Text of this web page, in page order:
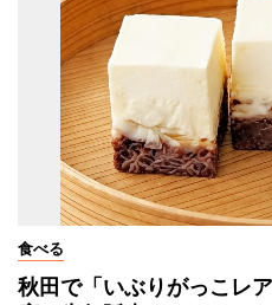
食べる
秋田で「いぶりがっこレ